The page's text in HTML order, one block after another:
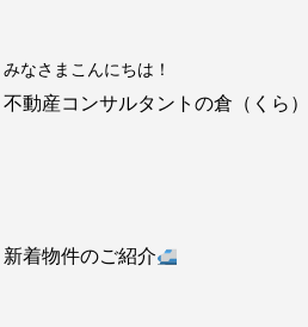
みなさまこんにちは！
不動産コンサルタントの倉（くら
新着物件のご紹介